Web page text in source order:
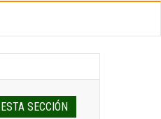
SECCIÓN